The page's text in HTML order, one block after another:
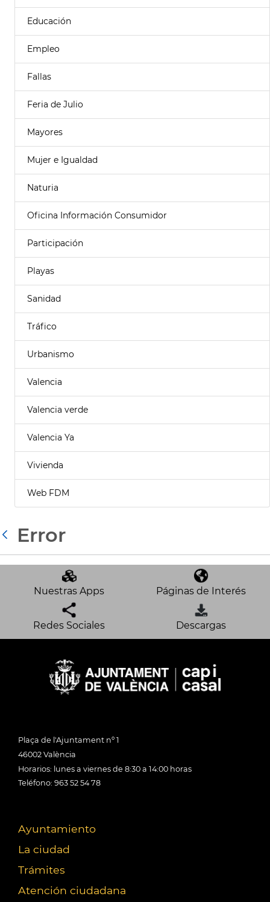
Educación
Empleo
Fallas
Feria de Julio
Mayores
Mujer e Igualdad
Naturia
Oficina Información Consumidor
Participación
Playas
Sanidad
Tráfico
Urbanismo
Valencia
Valencia verde
Valencia Ya
Vivienda
Web FDM
Atrás
Error
Nuestras Apps Páginas de Interés
Redes Sociales Descargas
Plaça de l'Ajuntament nº 1
46002 València
Horarios: lunes a viernes de 8:30 a 14:00 horas
Teléfono: 963 52 54 78
Ayuntamiento
La ciudad
Trámites
Atención ciudadana